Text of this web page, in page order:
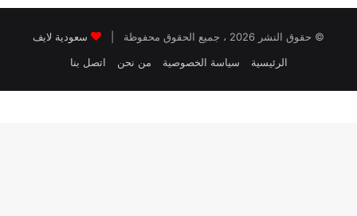
© حقوق النشر 2026 ، جميع الحقوق محفوظة |
سعودية لايف
الرئيسية
سياسة الخصوصية من نحن اتصل بنا